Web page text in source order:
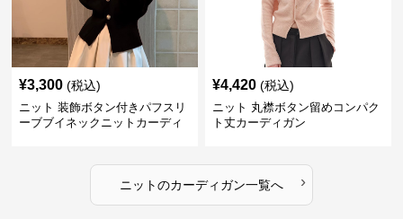
¥3,300 (税込)
ニット 装飾ボタン付きパフスリ
ーブブイネックニットカーディ
¥4,420 (税込)
ニット 丸襟ボタン留めコンパク
ト丈カーディガン
ニットのカーディガン一覧へ ›